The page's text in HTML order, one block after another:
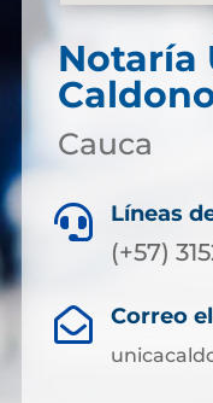
Notaría
Cauca
 Líneas
(+57)
 Correo